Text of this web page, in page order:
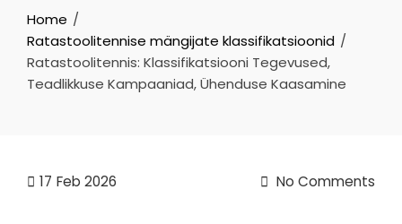
Home
Ratastoolitennise mängijate klassifikatsioonid
Ratastoolitennis: Klassifikatsiooni Tegevused,
Teadlikkuse Kampaaniad, Ühenduse Kaasamine
17 Feb 2026 No Comments